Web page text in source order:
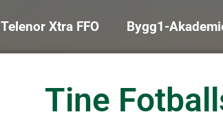
Telenor Xtra FFO Bygg1-
Tine